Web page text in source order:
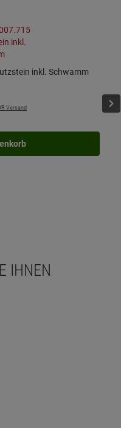
inkl. Schwamm
Versand
IHNEN